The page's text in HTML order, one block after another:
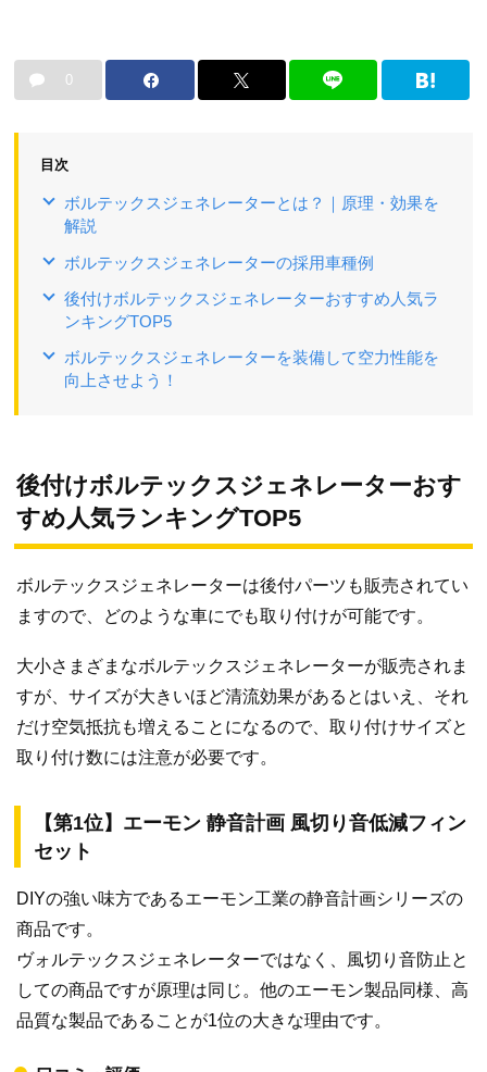
0
目次
ボルテックスジェネレーターとは？｜原理・効果を
解説
ボルテックスジェネレーターの採用車種例
後付けボルテックスジェネレーターおすすめ人気ラ
ンキングTOP5
ボルテックスジェネレーターを装備して空力性能を
向上させよう！
後付けボルテックスジェネレーターおす
すめ人気ランキングTOP5
ボルテックスジェネレーターは後付パーツも販売されてい
ますので、どのような車にでも取り付けが可能です。
大小さまざまなボルテックスジェネレーターが販売されま
すが、サイズが大きいほど清流効果があるとはいえ、それ
だけ空気抵抗も増えることになるので、取り付けサイズと
取り付け数には注意が必要です。
【第1位】エーモン 静音計画 風切り音低減フィン
セット
DIYの強い味方であるエーモン工業の静音計画シリーズの
商品です。
ヴォルテックスジェネレーターではなく、風切り音防止と
しての商品ですが原理は同じ。他のエーモン製品同様、高
品質な製品であることが1位の大きな理由です。